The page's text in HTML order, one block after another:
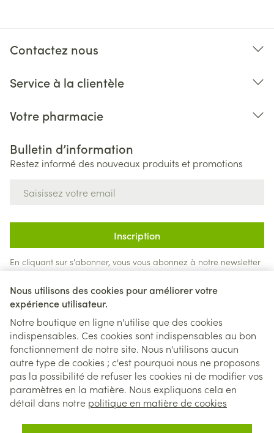
Nous utilisons des cookies pour améliorer votre
expérience utilisateur.
Notre boutique en ligne n'utilise que des cookies
indispensables. Ces cookies sont indispensables au bon
fonctionnement de notre site. Nous n'utilisons aucun
autre type de cookies ; c'est pourquoi nous ne proposons
pas la possibilité de refuser les cookies ni de modifier vos
paramètres en la matière. Nous expliquons cela en
détail dans notre politique en matière de cookies
Contactez nous
Service à la clientèle
Votre pharmacie
Bulletin d’information
Restez informé des nouveaux produits et promotions
Inscription
En cliquant sur s'abonner, vous vous abonnez à notre newsletter
et acceptez notrepolitique de confidentialité.
Liens légaux